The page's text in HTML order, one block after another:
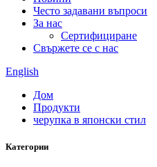
Често задавани въпроси
За нас
Сертифициране
Свържете се с нас
English
Дом
Продукти
черупка в японски стил
Категории